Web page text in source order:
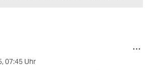
, 07:45 Uhr